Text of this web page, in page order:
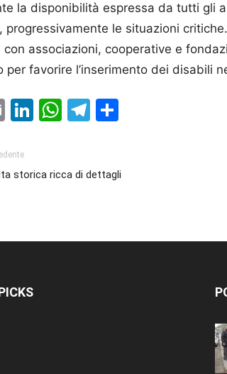
la disponibilità espressa da tutti gli
progressivamente le situazioni
con associazioni, cooperative e
per favorire l’inserimento dei disabili
EmailLinkedIn
WhatsApp
Telegram
storica ricca di dettagli